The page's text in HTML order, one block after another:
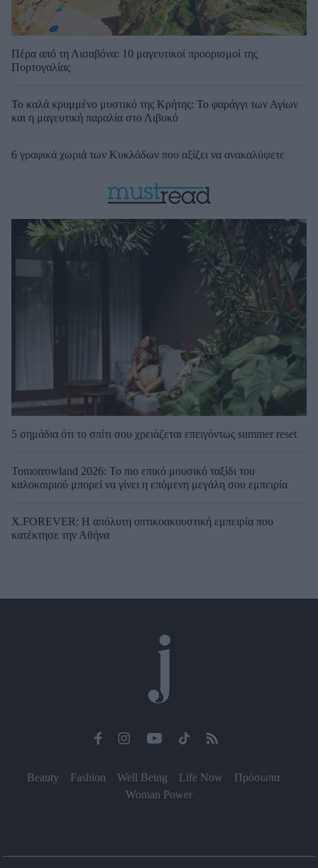
Πέρα από τη Λισαβόνα: 10 μαγευτικοί προορισμοί της
Πορτογαλίας
Το καλά κρυμμένο μυστικό της Κρήτης: Το φαράγγι των Αγίων
και η μαγευτική παραλία στο Λιβυκό
6 γραφικά χωριά των Κυκλάδων που αξίζει να ανακαλύψετε
5 σημάδια ότι το σπίτι σου χρειάζεται επειγόντως summer reset
Tomorrowland 2026: Το πιο επικό μουσικό ταξίδι του
καλοκαιριού μπορεί να γίνει η επόμενη μεγάλη σου εμπειρία
X.FOREVER: Η απόλυτη οπτικοακουστική εμπειρία που
κατέκτησε την Αθήνα
Beauty Fashion Well Being Life Now
Πρόσωπα
Woman Power